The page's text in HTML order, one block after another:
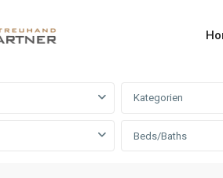
Kategorien
Beds/Baths